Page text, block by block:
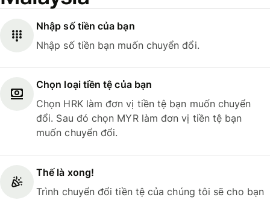
Nhập số tiền của bạn
Nhập số tiền bạn muốn chuyển đổi.
Chọn loại tiền tệ của bạn
Chọn HRK làm đơn vị tiền tệ bạn muốn chuyển
đổi. Sau đó chọn MYR làm đơn vị tiền tệ bạn
muốn chuyển đổi.
Thế là xong!
Trình chuyển đổi tiền tệ của chúng tôi sẽ cho bạn